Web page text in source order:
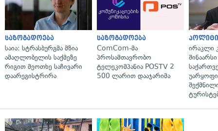
საზოგადოება
საია: სტრასბურგმა მზია
ამაღლობელის საქმეზე
რიგით მეოთხე საჩივარი
დაარეგისტრირა
საზოგადოება
ComCom-მა
პროსამთავრობო
ტელეკომპანია POSTV 2
500 ლარით დააჯარიმა
ირაკლი